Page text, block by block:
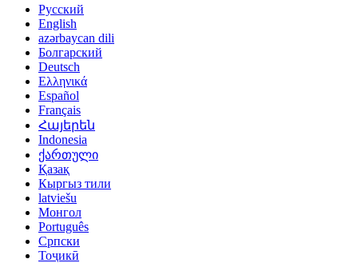
Русский
English
azərbaycan dili
Болгарский
Deutsch
Ελληνικά
Español
Français
Հայերեն
Indonesia
ქართული
Қазақ
Кыргыз тили
latviešu
Монгол
Português
Српски
Тоҷикӣ